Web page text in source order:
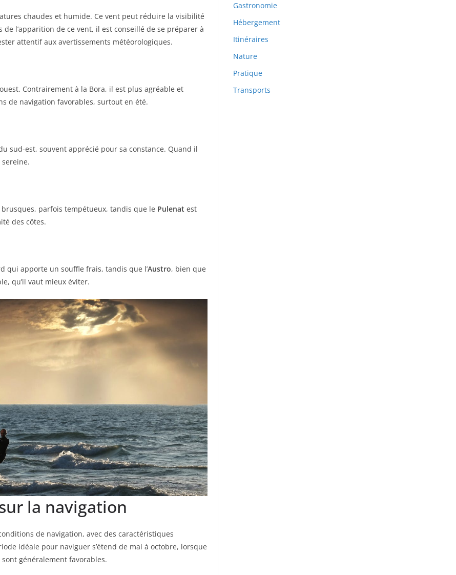
chaudes et humide. Ce vent peut réduire la visibilité
l’apparition de ce vent, il est conseillé de se préparer à
attentif aux avertissements météorologiques.
Contrairement à la Bora, il est plus agréable et
de navigation favorables, surtout en été.
sud-est, souvent apprécié pour sa constance. Quand il
parfois tempétueux, tandis que le Pulenat est
des côtes.
qui apporte un souffle frais, tandis que l’Austro, bien que
qu’il vaut mieux éviter.
la navigation
de navigation, avec des caractéristiques
idéale pour naviguer s’étend de mai à octobre, lorsque
sont généralement favorables.
Gastronomie
Hébergement
Itinéraires
Nature
Pratique
Transports